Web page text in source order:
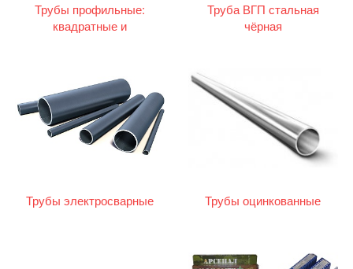
Трубы профильные:
квадратные и
Труба ВГП стальная
чёрная
Трубы электросварные Трубы оцинкованные